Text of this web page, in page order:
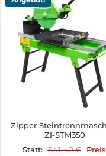
Zipper
ZI-STM350
Statt: 841,40€